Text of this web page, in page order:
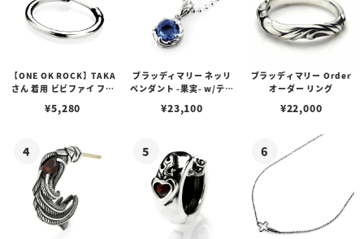
【ONE OK ROCK】TAKA
さん 着用 ビビファイ フー
¥5,280
ブラッディマリー ネッリ
ペンダント -果実- w/ティ
¥23,100
ブラッディマリー Order
オーダー リング
¥22,000